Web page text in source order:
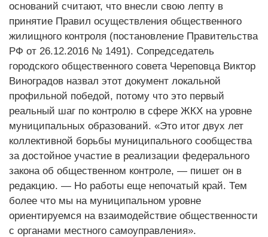
оснований считают, что внесли свою лепту в
принятие Правил осуществ­ления общественного
жилищного контроля (постановление Правительства
РФ от 26.12.2016 № 1491). Сопредседатель
городского общественного совета Череповца Виктор
Виноградов назвал этот документ локальной
профильной победой, потому что это первый
реальный шаг по контролю в сфере ЖКХ на уровне
муниципальных образований. «Это итог двух лет
коллективной борьбы муниципального сообщества
за достойное учас­тие в реализации федерального
закона об общественном контроле, — пишет он в
редакцию. — Но работы еще непочатый край. Тем
более что мы на муниципальном уровне
ориентируемся на взаимодействие общественности
с органами местного самоуправления».